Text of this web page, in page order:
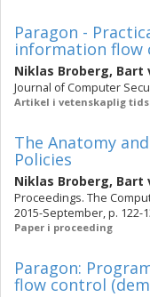
Paragon -
information flow
Niklas Broberg, Bart
Journal of Computer
Artikel i vetenskaplig
The Anatomy
Policies
Niklas Broberg, Bart
Proceedings. The
2015-September, p. 122-
Paper i proceeding
Paragon:
flow control